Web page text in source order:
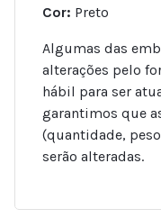
Cor: Preto
Algumas das
alterações pelo
hábil para ser
garantimos que
(quantidade,
serão alteradas.